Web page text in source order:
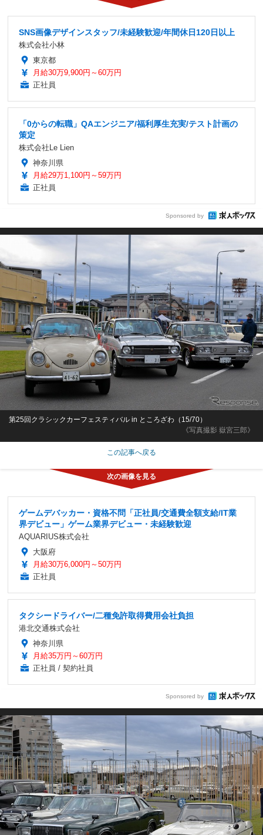
SNS画像デザインスタッフ/未経験歓迎/年間休日120日以上
株式会社小林
東京都
月給30万9,900円～60万円
正社員
「0からの転職」QAエンジニア/福利厚生充実/テスト計画の
策定
株式会社Le Lien
神奈川県
月給29万1,100円～59万円
正社員
Sponsored by
《写真撮影 嶽宮三郎》
第25回クラシックカーフェスティバル in ところざわ（15/70）
この記事へ戻る
ゲームデバッカー・資格不問「正社員/交通費全額支給/IT業
界デビュー」ゲーム業界デビュー・未経験歓迎
AQUARIUS株式会社
大阪府
月給30万6,000円～50万円
正社員
タクシードライバー/二種免許取得費用会社負担
港北交通株式会社
神奈川県
月給35万円～60万円
正社員 / 契約社員
Sponsored by